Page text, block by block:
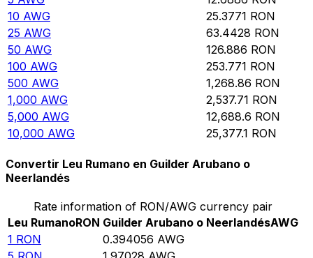
10 AWG 25.3771 RON
25 AWG 63.4428 RON
50 AWG 126.886 RON
100 AWG 253.771 RON
500 AWG 1,268.86 RON
1,000 AWG 2,537.71 RON
5,000 AWG 12,688.6 RON
10,000 AWG 25,377.1 RON
Convertir Leu Rumano en Guilder Arubano o
Neerlandés
Rate information of RON/AWG currency pair
Leu RumanoRON Guilder Arubano o NeerlandésAWG
1 RON 0.394056 AWG